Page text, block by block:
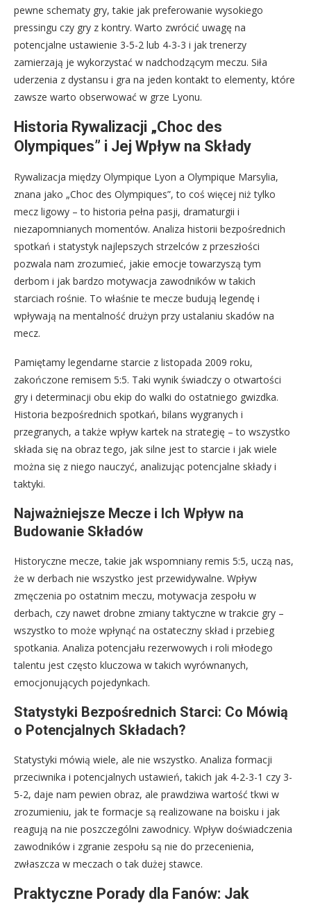
pewne schematy gry, takie jak preferowanie wysokiego
pressingu czy gry z kontry. Warto zwrócić uwagę na
potencjalne ustawienie 3-5-2 lub 4-3-3 i jak trenerzy
zamierzają je wykorzystać w nadchodzącym meczu. Siła
uderzenia z dystansu i gra na jeden kontakt to elementy, które
zawsze warto obserwować w grze Lyonu.
Historia Rywalizacji „Choc des
Olympiques” i Jej Wpływ na Składy
Rywalizacja między Olympique Lyon a Olympique Marsylia,
znana jako „Choc des Olympiques”, to coś więcej niż tylko
mecz ligowy – to historia pełna pasji, dramaturgii i
niezapomnianych momentów. Analiza historii bezpośrednich
spotkań i statystyk najlepszych strzelców z przeszłości
pozwala nam zrozumieć, jakie emocje towarzyszą tym
derbom i jak bardzo motywacja zawodników w takich
starciach rośnie. To właśnie te mecze budują legendę i
wpływają na mentalność drużyn przy ustalaniu skadów na
mecz.
Pamiętamy legendarne starcie z listopada 2009 roku,
zakończone remisem 5:5. Taki wynik świadczy o otwartości
gry i determinacji obu ekip do walki do ostatniego gwizdka.
Historia bezpośrednich spotkań, bilans wygranych i
przegranych, a także wpływ kartek na strategię – to wszystko
składa się na obraz tego, jak silne jest to starcie i jak wiele
można się z niego nauczyć, analizując potencjalne składy i
taktyki.
Najważniejsze Mecze i Ich Wpływ na
Budowanie Składów
Historyczne mecze, takie jak wspomniany remis 5:5, uczą nas,
że w derbach nie wszystko jest przewidywalne. Wpływ
zmęczenia po ostatnim meczu, motywacja zespołu w
derbach, czy nawet drobne zmiany taktyczne w trakcie gry –
wszystko to może wpłynąć na ostateczny skład i przebieg
spotkania. Analiza potencjału rezerwowych i roli młodego
talentu jest często kluczowa w takich wyrównanych,
emocjonujących pojedynkach.
Statystyki Bezpośrednich Starci: Co Mówią
o Potencjalnych Składach?
Statystyki mówią wiele, ale nie wszystko. Analiza formacji
przeciwnika i potencjalnych ustawień, takich jak 4-2-3-1 czy 3-
5-2, daje nam pewien obraz, ale prawdziwa wartość tkwi w
zrozumieniu, jak te formacje są realizowane na boisku i jak
reagują na nie poszczególni zawodnicy. Wpływ doświadczenia
zawodników i zgranie zespołu są nie do przecenienia,
zwłaszcza w meczach o tak dużej stawce.
Praktyczne Porady dla Fanów: Jak